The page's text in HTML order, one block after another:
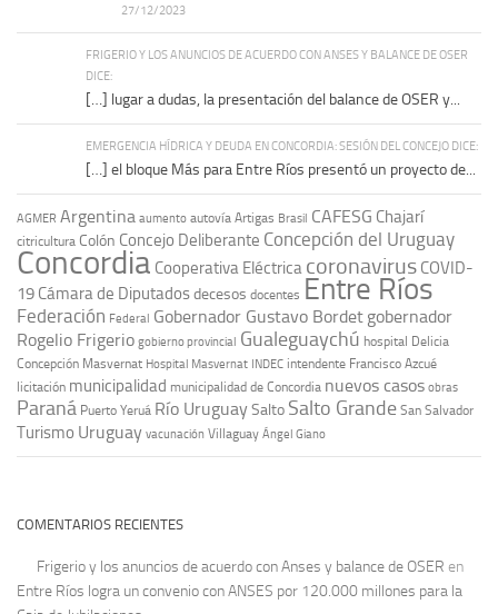
27/12/2023
FRIGERIO Y LOS ANUNCIOS DE ACUERDO CON ANSES Y BALANCE DE OSER
DICE:
[…] lugar a dudas, la presentación del balance de OSER y...
EMERGENCIA HÍDRICA Y DEUDA EN CONCORDIA: SESIÓN DEL CONCEJO DICE:
[…] el bloque Más para Entre Ríos presentó un proyecto de...
AGMER Argentina aumento autovía Artigas Brasil CAFESG Chajarí
citricultura Colón Concejo Deliberante Concepción del Uruguay
Concordia Cooperativa Eléctrica coronavirus COVID-
19 Cámara de Diputadosdecesos docentes Entre Ríos
Federación Federal Gobernador Gustavo Bordet gobernador
Rogelio Frigerio gobierno provincial Gualeguaychú hospital Delicia
Concepción Masvernat Hospital Masvernat INDEC intendente Francisco Azcué
licitación municipalidad municipalidad de Concordia nuevos casos obras
Paraná Puerto Yeruá Río UruguaySalto Salto Grande San Salvador
Turismo Uruguay vacunación Villaguay Ángel Giano
COMENTARIOS RECIENTES
Frigerio y los anuncios de acuerdo con Anses y balance de OSER en
Entre Ríos logra un convenio con ANSES por 120.000 millones para la